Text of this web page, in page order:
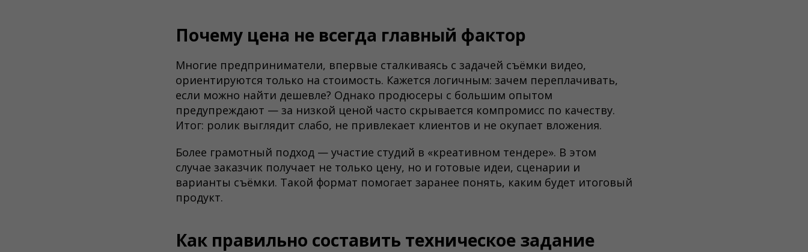
Почему цена не всегда главный фактор
Многие предприниматели, впервые сталкиваясь с задачей съёмки видео,
ориентируются только на стоимость. Кажется логичным: зачем переплачивать,
если можно найти дешевле? Однако продюсеры с большим опытом
предупреждают — за низкой ценой часто скрывается компромисс по качеству.
Итог: ролик выглядит слабо, не привлекает клиентов и не окупает вложения.
Более грамотный подход — участие студий в «креативном тендере». В этом
случае заказчик получает не только цену, но и готовые идеи, сценарии и
варианты съёмки. Такой формат помогает заранее понять, каким будет итоговый
продукт.
Как правильно составить техническое задание